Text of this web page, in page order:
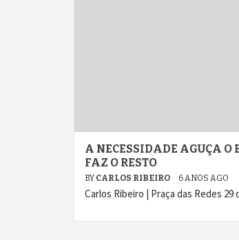
A NECESSIDADE AGUÇA O
FAZ O RESTO
BY CARLOS RIBEIRO 6 ANOS AGO
Carlos Ribeiro | Praça das Redes